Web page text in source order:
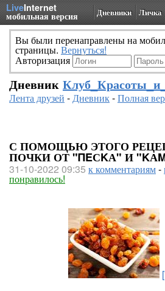
LiveInternet
мобильная версия Дневники Личка
Вы были перенаправлены на
страницы. Вернуться!
Авторизация
Дневник
Лента друзей -Дневник-Полная
С ПОМОЩЬЮ ЭТОГО
ПОЧКИ ОТ "ΠΕСΚА" И
31-10-2022 09:35 к комментариям-
понравилось!